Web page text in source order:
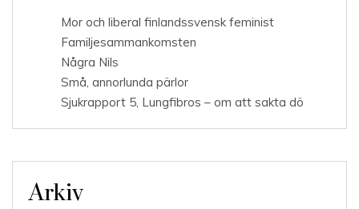
Mor och liberal finlandssvensk feminist
Familjesammankomsten
Några Nils
Små, annorlunda pärlor
Sjukrapport 5, Lungfibros – om att sakta dö
Arkiv